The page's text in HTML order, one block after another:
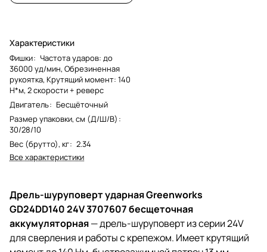
Характеристики
Фишки: Частота ударов: до
36000 уд/мин, Обрезиненная
рукоятка, Крутящий момент: 140
Н*м, 2 скорости + реверс
Двигатель: Бесщёточный
Размер упаковки, см (Д/Ш/В) :
30/28/10
Вес (брутто), кг: 2.34
Все характеристики
Дрель-шуруповерт ударная Greenworks
GD24DD140 24V 3707607 бесщеточная
аккумуляторная— дрель-шуруповерт из серии 24V
для сверления и работы с крепежом. Имеет крутящий